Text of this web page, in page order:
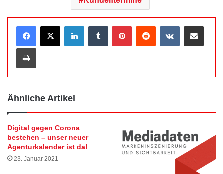
Ähnliche Artikel
Digital gegen Corona
bestehen – unser neuer
Agenturkalender ist da!
23. Januar 2021